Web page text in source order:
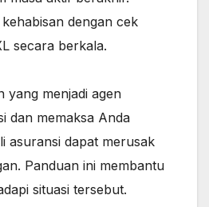
dengan cek
secara berkala.
yang menjadi agen
dan memaksa Anda
asuransi dapat merusak
Panduan ini membantu
situasi tersebut.